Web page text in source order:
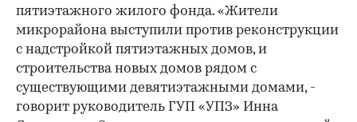
пятиэтажного жилого фонда. «Жители
микрорайона выступили против реконструкции
с надстройкой пятиэтажных домов, и
строительства новых домов рядом с
существующими девятиэтажными домами, -
говорит руководитель ГУП «УПЗ» Инна